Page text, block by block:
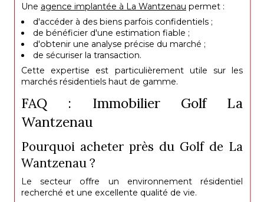
Une agence implantée à La Wantzenau permet :
d'accéder à des biens parfois confidentiels ;
de bénéficier d'une estimation fiable ;
d'obtenir une analyse précise du marché ;
de sécuriser la transaction.
Cette expertise est particulièrement utile sur les
marchés résidentiels haut de gamme.
FAQ : Immobilier Golf La
Wantzenau
Pourquoi acheter près du Golf de La
Wantzenau ?
Le secteur offre un environnement résidentiel
recherché et une excellente qualité de vie.